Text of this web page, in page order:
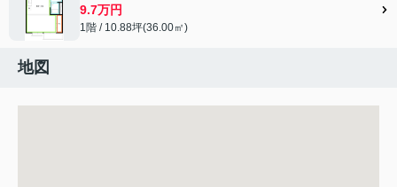
9.7万円
1階 / 10.88坪(36.00㎡)
地図